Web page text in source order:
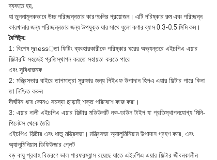
ব্যবহৃত হয়,
যা তুলনামূলকভাবে উচ্চ পরিচ্ছন্নতার কারণগুলির প্রয়োজন। এটি পরিষ্কার রুম এবং পরিচ্ছন্ন
কারখানার জন্য পরিচ্ছন্নতার জন্য উপযুক্ত যার সাথে ধুলো কণার ব্যাস 0.3-0.5 মিমি কম।
বৈশিষ্ট্য:
1: বিশেষ দৃness়তা ফিটিং ব্যবহারকারীকে পরিষ্কার ঘরের অভ্যন্তরে এইচপিএ এয়ার
ফিল্টারটি সহজেই প্রতিস্থাপন করতে সহায়তা করতে পারে
এবং সুবিধাজনক
2: মন্ত্রিসভার বাইরে তাপমাত্রা সুরক্ষার জন্য পিইএফ উপাদান হিপএ এয়ার ফিল্টার পারে কিনা
তা নিশ্চিত করুন
দীর্ঘদিন ধরে কোনও সমস্যা ছাড়াই শক্ত পরিবেশে কাজ করা।
3: এয়ার নালী এইচপিএ এয়ার ফিল্টার মডিউলটি নক-ডাউন টাইপ যা প্রতিস্থাপনযোগ্য মিনি-
পিলেটস থেকে তৈরি
এইচপিএ ফিল্টার এবং ধাতু মন্ত্রিসভা। মন্ত্রিসভা অ্যালুমিনিয়াম উপাদান গ্রহণ করে, এবং
অ্যালুমিনিয়াম ডিফিউজার প্লেট
বড় বায়ু প্রবাহ বিতরণে ভাল পারফরম্যান্স রয়েছে যাতে এইচপিএ এয়ার ফিল্টার জীবনকালীন